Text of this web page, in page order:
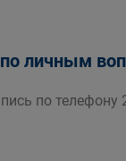
личным
по телефону